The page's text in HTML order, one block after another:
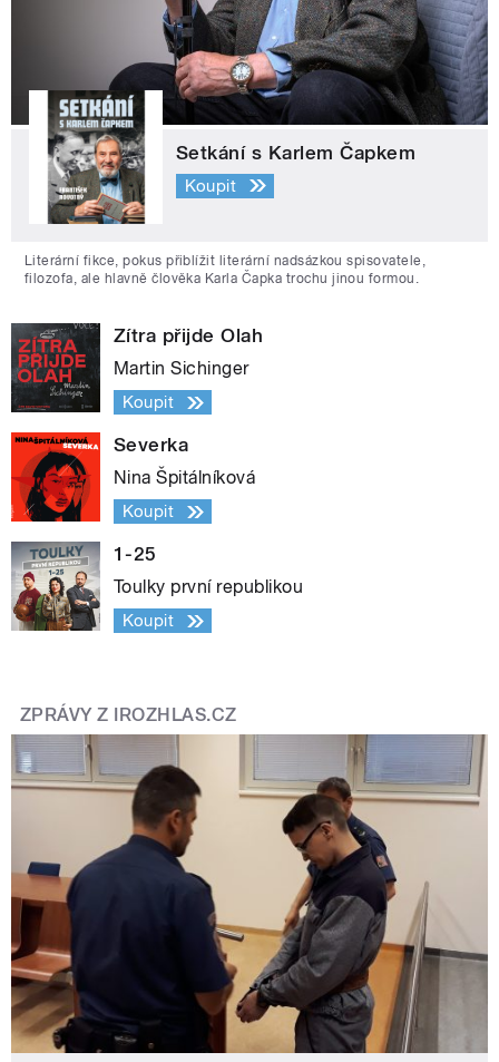
Setkání s Karlem Čapkem
Koupit
Literární fikce, pokus přiblížit literární nadsázkou spisovatele,
filozofa, ale hlavně člověka Karla Čapka trochu jinou formou.
Zítra přijde Olah
Martin Sichinger
Koupit
Severka
Nina Špitálníková
Koupit
1-25
Toulky první republikou
Koupit
ZPRÁVY Z IROZHLAS.CZ